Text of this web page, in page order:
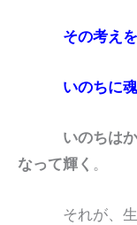
その考え
いのちに魂
いのちは
なって輝く 。
それが、生